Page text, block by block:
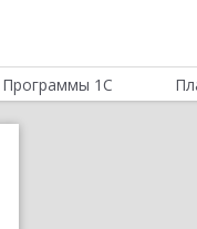
Программы 1С